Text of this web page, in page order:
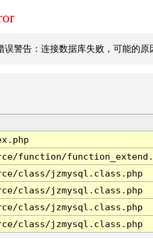
误警告：连接数据库失败，可能的
function/
class/jzmysql.class.php
class/jzmysql.class.php
class/jzmysql.class.php
class/jzmysql.class.php